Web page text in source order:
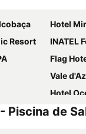
Hotel
Resort
INATEL
Flag
Vale
Hotel
Resort
SANA
Piscina de